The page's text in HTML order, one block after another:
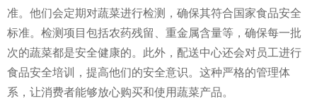
准。他们会定期对蔬菜进行检测，确保其符合国家食品安全
标准。检测项目包括农药残留、重金属含量等，确保每一批
次的蔬菜都是安全健康的。此外，配送中心还会对员工进行
食品安全培训，提高他们的安全意识。这种严格的管理体
系，让消费者能够放心购买和使用蔬菜产品。